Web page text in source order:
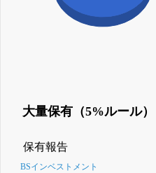
大量保有（5%ルール）
保有報告
BSインベストメント